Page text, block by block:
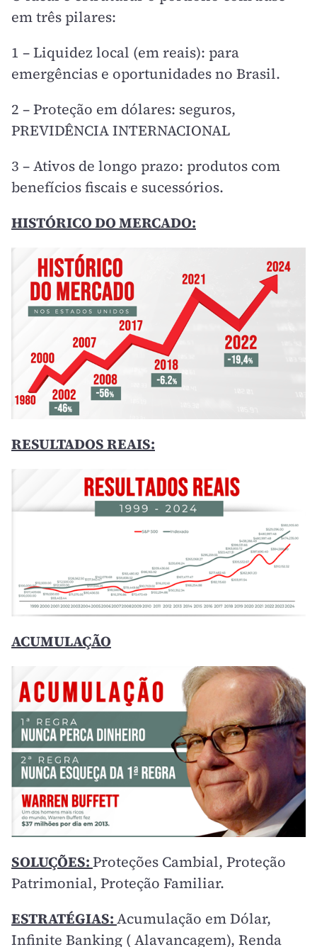
em três pilares:
1 – Liquidez local (em reais): para
emergências e oportunidades no Brasil.
2 – Proteção em dólares: seguros,
PREVIDÊNCIA INTERNACIONAL
3 – Ativos de longo prazo: produtos com
benefícios fiscais e sucessórios.
HISTÓRICO DO MERCADO:
RESULTADOS REAIS:
ACUMULAÇÃO
SOLUÇÕES:Proteções Cambial, Proteção
Patrimonial, Proteção Familiar.
ESTRATÉGIAS:Acumulação em Dólar,
Infinite Banking ( Alavancagem), Renda